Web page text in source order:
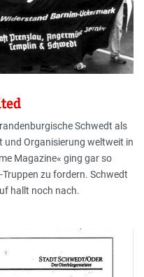
Schwedt als
und Organisierung weltweit in
Magazine« ging gar so
zu fordern. Schwedt
hallt noch nach.